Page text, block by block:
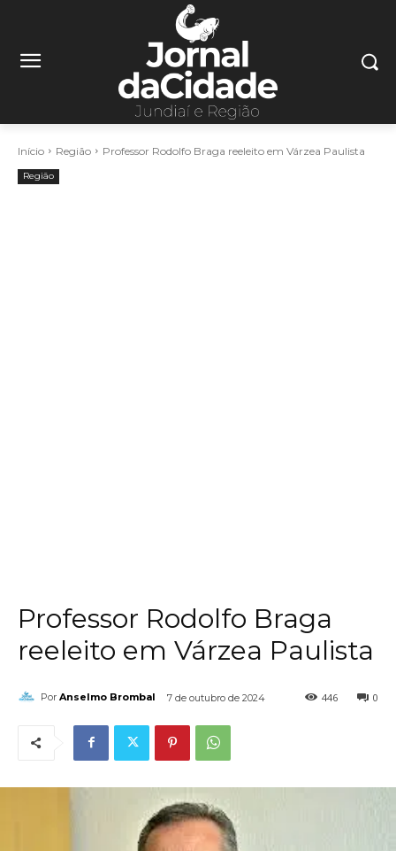
Início Região Professor Rodolfo Braga reeleito em Várzea Paulista
Região
Professor Rodolfo Braga
reeleito em Várzea Paulista
Por Anselmo Brombal 7 de outubro de 2024 0
446